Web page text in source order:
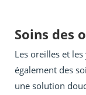
Soins des
Les oreilles et
également des
une solution